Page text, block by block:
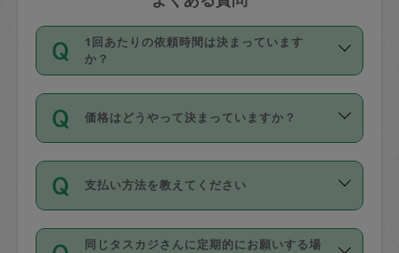
1回あたりの依頼時間は決まっています
か？
依頼1回につき3時間固定です。3時間を
超えて依頼したい場合は、延長機能をご
利用ください。機能をご利用いただくに
の上事前申請することが必要です。な
お、3時間を下回っても、値引き等はござ
いません。
価格はどうやって決まっていますか？
11種類の価格帯の中からタスカジさん自
身が価格を選んで設定しています。
タスカジさんの価格設定には最初は制限
があり、レビュー件数、レビューの平均
支払い方法を教えてください
お支払方法はクレジットカード（Visa／
同じタスカジさんに定期的にお願いする場